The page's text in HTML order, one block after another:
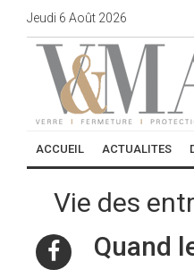
Jeudi 6 Août 2026
ACCUEIL ACTUALITES
Vie des
Quand